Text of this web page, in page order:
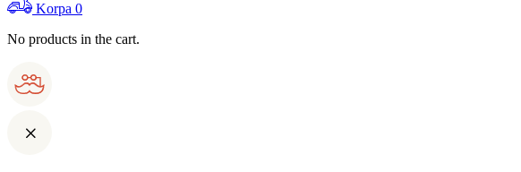
Korpa 0
No products in the cart.